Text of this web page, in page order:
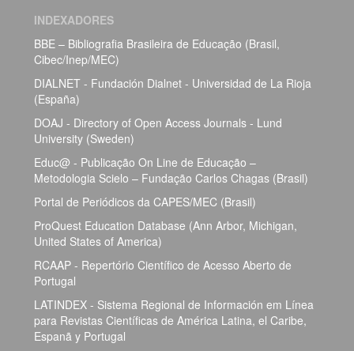
INDEXADORES
BBE – Bibliografia Brasileira de Educação (Brasil,
Cibec/Inep/MEC)
DIALNET - Fundación Dialnet - Universidad de La Rioja
(España)
DOAJ - Directory of Open Access Journals - Lund
University (Sweden)
Educ@ - Publicação On Line de Educação –
Metodologia Scielo – Fundação Carlos Chagas (Brasil)
Portal de Periódicos da CAPES/MEC (Brasil)
ProQuest Education Database (Ann Arbor, Michigan,
United States of America)
RCAAP - Repertório Científico de Acesso Aberto de
Portugal
LATINDEX - Sistema Regional de Información em Línea
para Revistas Científicas de América Latina, el Caribe,
Espanã y Portugal